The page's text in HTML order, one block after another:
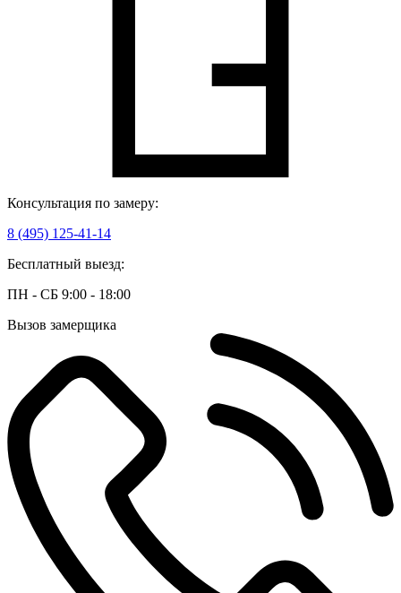
Консультация по замеру:
8 (495) 125-41-14
Бесплатный выезд:
ПН - СБ 9:00 - 18:00
Вызов замерщика